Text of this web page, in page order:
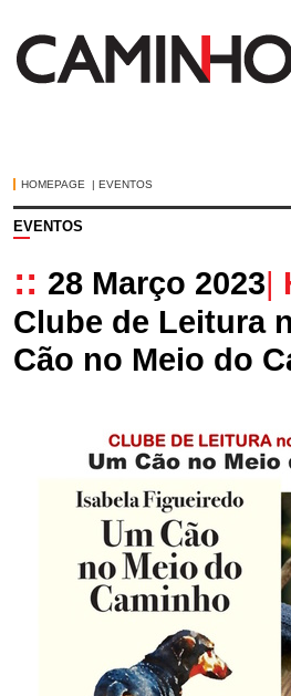
HOMEPAGE | EVENTOS
EVENTOS
:: 28 Março 2023|
Clube de Leitura
Cão no Meio do